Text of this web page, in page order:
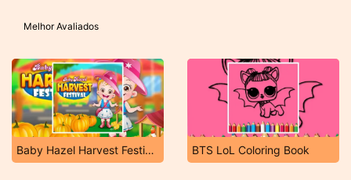
Melhor Avaliados
Baby Hazel Harvest Festival BTS LoL Coloring Book